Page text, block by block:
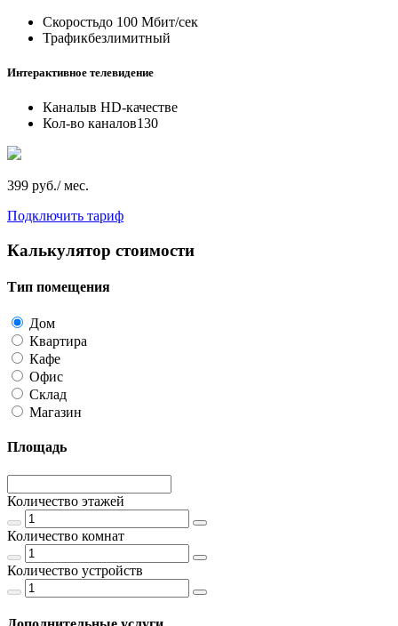
Скоростьдо 100 Мбит/сек
Трафикбезлимитный
Интерактивное телевидение
Каналыв HD-качестве
Кол-во каналов130
399 руб./ мес.
Подключить тариф
Калькулятор стоимости
Тип помещения
Дом
Квартира
Кафе
Офис
Склад
Магазин
Площадь
Количество этажей
Количество комнат
Количество устройств